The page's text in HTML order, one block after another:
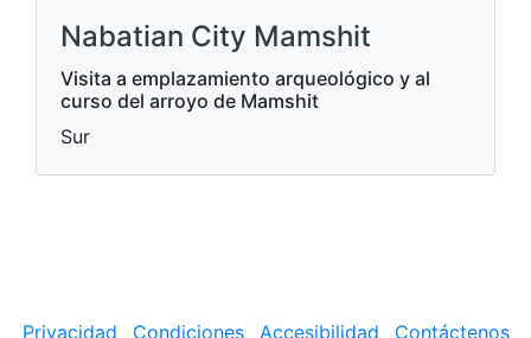
Nabatian City Mamshit
Visita a emplazamiento arqueológico y al
curso del arroyo de Mamshit
Sur
Privacidad Condiciones Accesibilidad Contáctenos